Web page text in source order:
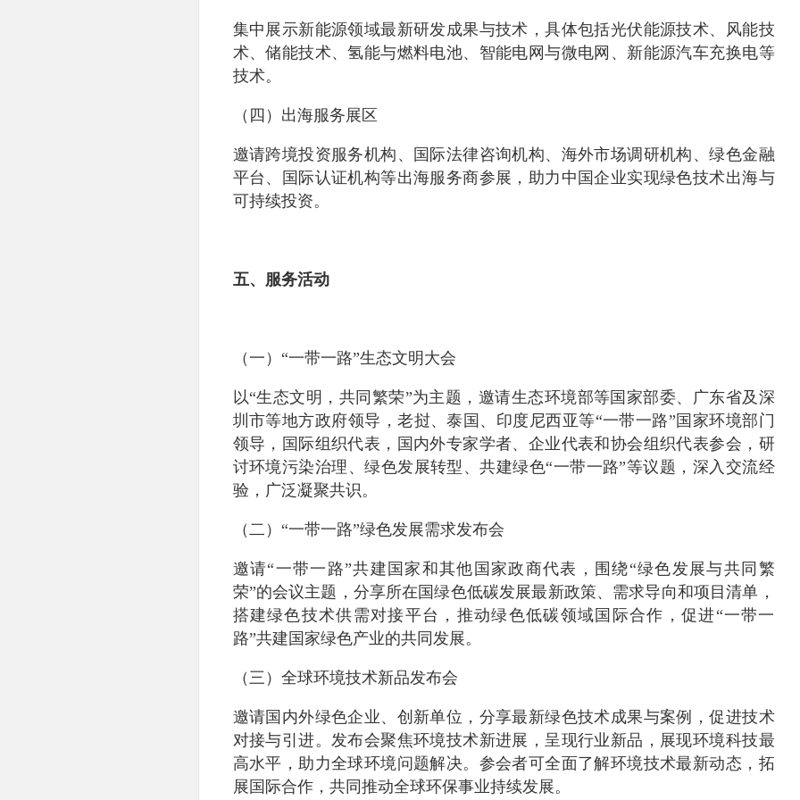
集中展示新能源领域最新研发成果与技术，具体包括光伏能源技术、风能技
术、储能技术、氢能与燃料电池、智能电网与微电网、新能源汽车充换电等
技术。
（四）出海服务展区
邀请跨境投资服务机构、国际法律咨询机构、海外市场调研机构、绿色金融
平台、国际认证机构等出海服务商参展，助力中国企业实现绿色技术出海与
可持续投资。
五、服务活动
（一）“一带一路”生态文明大会
以“生态文明，共同繁荣”为主题，邀请生态环境部等国家部委、广东省及深
圳市等地方政府领导，老挝、泰国、印度尼西亚等“一带一路”国家环境部门
领导，国际组织代表，国内外专家学者、企业代表和协会组织代表参会，研
讨环境污染治理、绿色发展转型、共建绿色“一带一路”等议题，深入交流经
验，广泛凝聚共识。
（二）“一带一路”绿色发展需求发布会
邀请“一带一路”共建国家和其他国家政商代表，围绕“绿色发展与共同繁
荣”的会议主题，分享所在国绿色低碳发展最新政策、需求导向和项目清单，
搭建绿色技术供需对接平台，推动绿色低碳领域国际合作，促进“一带一
路”共建国家绿色产业的共同发展。
（三）全球环境技术新品发布会
邀请国内外绿色企业、创新单位，分享最新绿色技术成果与案例，促进技术
对接与引进。发布会聚焦环境技术新进展，呈现行业新品，展现环境科技最
高水平，助力全球环境问题解决。参会者可全面了解环境技术最新动态，拓
展国际合作，共同推动全球环保事业持续发展。